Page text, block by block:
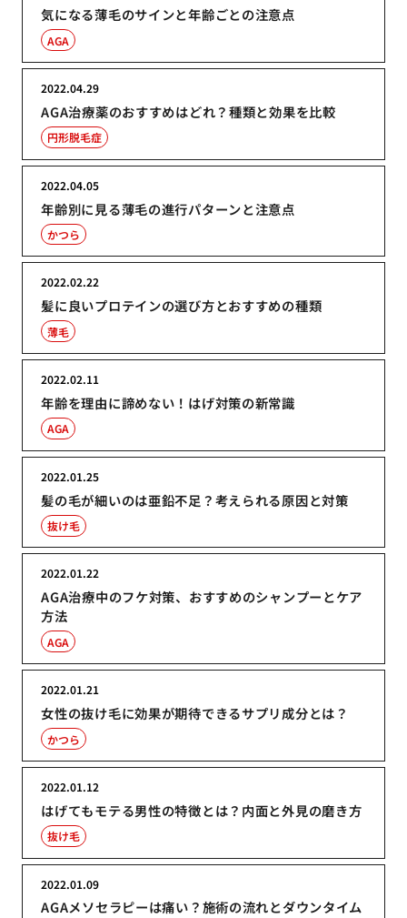
気になる薄毛のサインと年齢ごとの注意点
AGA
AGA治療薬のおすすめはどれ？種類と効果を比較
2022.04.29
円形脱毛症
年齢別に見る薄毛の進行パターンと注意点
2022.04.05
かつら
髪に良いプロテインの選び方とおすすめの種類
2022.02.22
薄毛
年齢を理由に諦めない！はげ対策の新常識
2022.02.11
AGA
髪の毛が細いのは亜鉛不足？考えられる原因と対策
2022.01.25
抜け毛
AGA治療中のフケ対策、おすすめのシャンプーとケア
方法
2022.01.22
AGA
女性の抜け毛に効果が期待できるサプリ成分とは？
2022.01.21
かつら
はげてもモテる男性の特徴とは？内面と外見の磨き方
2022.01.12
抜け毛
AGAメソセラピーは痛い？施術の流れとダウンタイム
2022.01.09